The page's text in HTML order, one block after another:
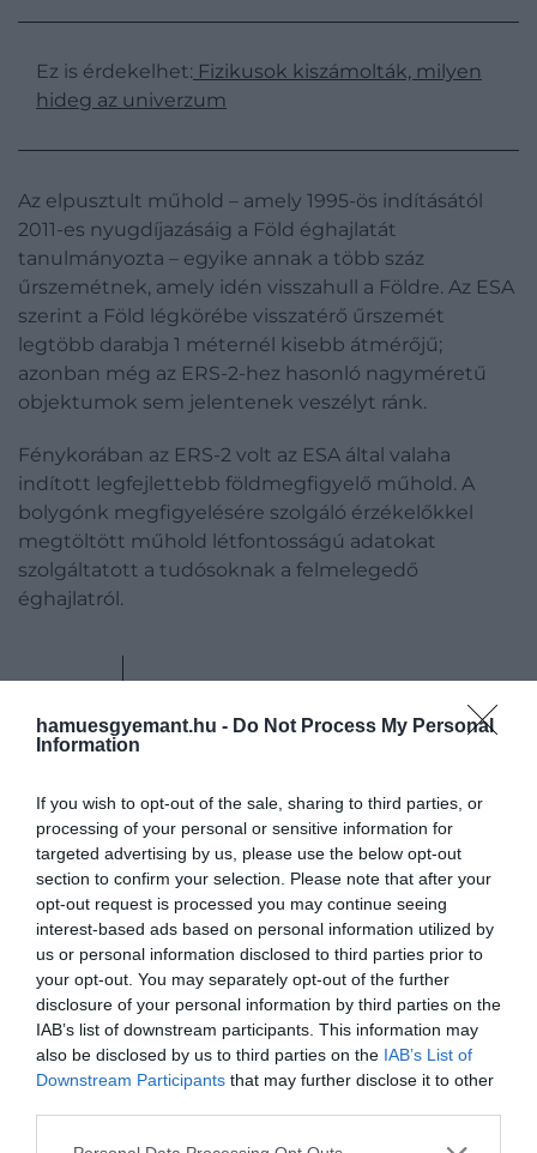
hamuesgyemant.hu - Do Not Process My Personal
Information
If you wish to opt-out of the sale, sharing to third parties, or
processing of your personal or sensitive information for
targeted advertising by us, please use the below opt-out
section to confirm your selection. Please note that after your
opt-out request is processed you may continue seeing
interest-based ads based on personal information utilized by
us or personal information disclosed to third parties prior to
your opt-out. You may separately opt-out of the further
disclosure of your personal information by third parties on the
IAB’s list of downstream participants. This information may
also be disclosed by us to third parties on the IAB’s List of
Downstream Participants that may further disclose it to other
Please note that this website/app uses one or more Google
Ez is érdekelhet: Fizikusok kiszámolták, milyen
hideg az univerzum
Az elpusztult műhold – amely 1995-ös indításától
2011-es nyugdíjazásáig a Föld éghajlatát
tanulmányozta – egyike annak a több száz
űrszemétnek, amely idén visszahull a Földre. Az ESA
szerint a Föld légkörébe visszatérő űrszemét
legtöbb darabja 1 méternél kisebb átmérőjű;
azonban még az ERS-2-hez hasonló nagyméretű
objektumok sem jelentenek veszélyt ránk.
Fénykorában az ERS-2 volt az ESA által valaha
indított legfejlettebb földmegfigyelő műhold. A
bolygónk megfigyelésére szolgáló érzékelőkkel
megtöltött műhold létfontosságú adatokat
szolgáltatott a tudósoknak a felmelegedő
éghajlatról.
bolygónkról, légkörünk
viselkedéséről és az
emberiség tevékenységének
környezetünkre gyakorolt
hatásairól - új lehetőségeket
teremtve a tudományos
kutatás és az alkalmazások
számára
– nyilatkoztaMirkoAlbani, az ESA örökségvédelmi
űrprogramjának vezetője.